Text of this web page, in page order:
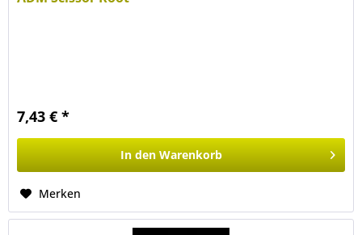
7,43 € *
In den Warenkorb
Merken